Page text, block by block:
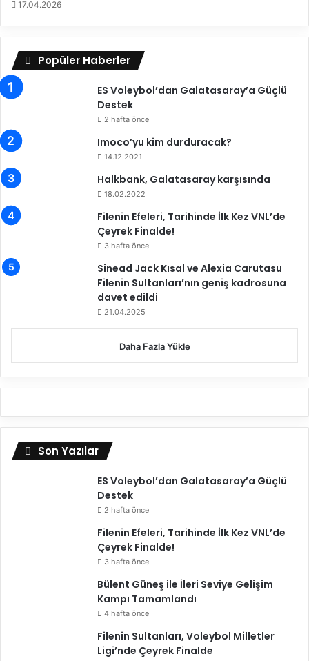
e
m
n
a
y
l
d
ı
p
r
d
a
17.04.2026
Popüler Haberler
ES Voleybol’dan Galatasaray’a Güçlü
Destek
2 hafta önce
Imoco’yu kim durduracak?
14.12.2021
Halkbank, Galatasaray karşısında
18.02.2022
Filenin Efeleri, Tarihinde İlk Kez VNL’de
Çeyrek Finalde!
3 hafta önce
Sinead Jack Kısal ve Alexia Carutasu
Filenin Sultanları’nın geniş kadrosuna
davet edildi
21.04.2025
Daha Fazla Yükle
Son Yazılar
ES Voleybol’dan Galatasaray’a Güçlü
Destek
2 hafta önce
Filenin Efeleri, Tarihinde İlk Kez VNL’de
Çeyrek Finalde!
3 hafta önce
Bülent Güneş ile İleri Seviye Gelişim
Kampı Tamamlandı
4 hafta önce
Filenin Sultanları, Voleybol Milletler
Ligi’nde Çeyrek Finalde